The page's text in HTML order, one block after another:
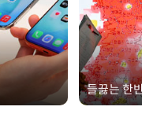
들끓는 한